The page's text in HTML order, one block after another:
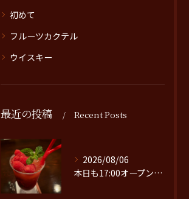
初めて
フルーツカクテル
ウイスキー
最近の投稿 Recent Posts
2026/08/06
本日も17:00オープンです。